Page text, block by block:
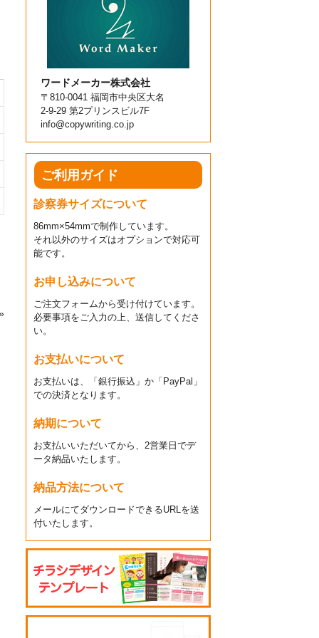
ワードメーカー株式会社
〒810-0041 福岡市中央区大名
2-9-29 第2プリンスビル7F
info@copywriting.co.jp
ご利用ガイド
診察券サイズについて
86mm×54mmで制作しています。
それ以外のサイズはオプションで対応可
能です。
お申し込みについて
ご注文フォームから受け付けています。
必要事項をご入力の上、送信してくださ
い。
お支払いについて
お支払いは、「銀行振込」か「PayPal」
での決済となります。
納期について
お支払いいただいてから、2営業日でデ
ータ納品いたします。
納品方法について
メールにてダウンロードできるURLを送
付いたします。